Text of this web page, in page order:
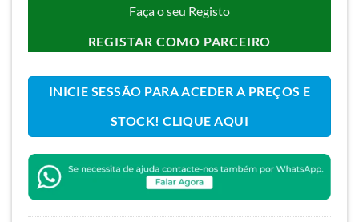
Faça o seu Registo
REGISTAR COMO PARCEIRO
INICIE SESSÃO PARA ACEDER A PREÇOS E
STOCK! CLIQUE AQUI